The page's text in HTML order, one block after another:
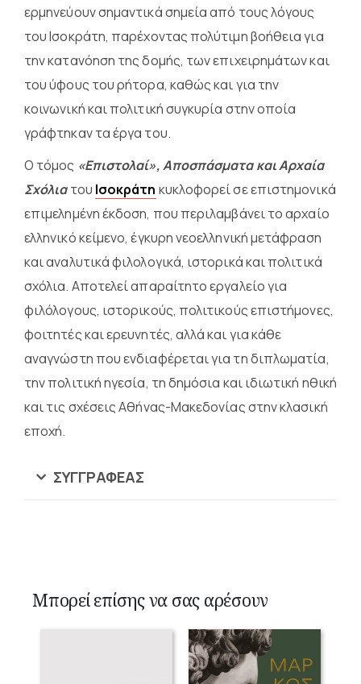
ερμηνεύουν σημαντικά σημεία από τους λόγους
του Ισοκράτη, παρέχοντας πολύτιμη βοήθεια για
την κατανόηση της δομής, των επιχειρημάτων και
του ύφους του ρήτορα, καθώς και για την
κοινωνική και πολιτική συγκυρία στην οποία
γράφτηκαν τα έργα του.
Ο τόμος «Επιστολαί», Αποσπάσματα και Αρχαία
Σχόλιατου Ισοκράτη κυκλοφορεί σε επιστημονικά
επιμελημένη έκδοση, που περιλαμβάνει το αρχαίο
ελληνικό κείμενο, έγκυρη νεοελληνική μετάφραση
και αναλυτικά φιλολογικά, ιστορικά και πολιτικά
σχόλια. Αποτελεί απαραίτητο εργαλείο για
φιλόλογους, ιστορικούς, πολιτικούς επιστήμονες,
φοιτητές και ερευνητές, αλλά και για κάθε
αναγνώστη που ενδιαφέρεται για τη διπλωματία,
την πολιτική ηγεσία, τη δημόσια και ιδιωτική ηθική
και τις σχέσεις Αθήνας-Μακεδονίας στην κλασική
εποχή.
ΣΥΓΓΡΑΦΈΑΣ
Μπορεί επίσης να σας αρέσουν